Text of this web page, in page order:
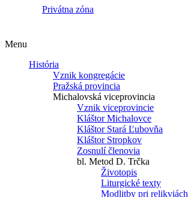
Privátna zóna
Menu
História
Vznik kongregácie
Pražská provincia
Michalovská viceprovincia
Vznik viceprovincie
Kláštor Michalovce
Kláštor Stará Ľubovňa
Kláštor Stropkov
Zosnulí členovia
bl. Metod D. Trčka
Životopis
Liturgické texty
Modlitby pri relikviách